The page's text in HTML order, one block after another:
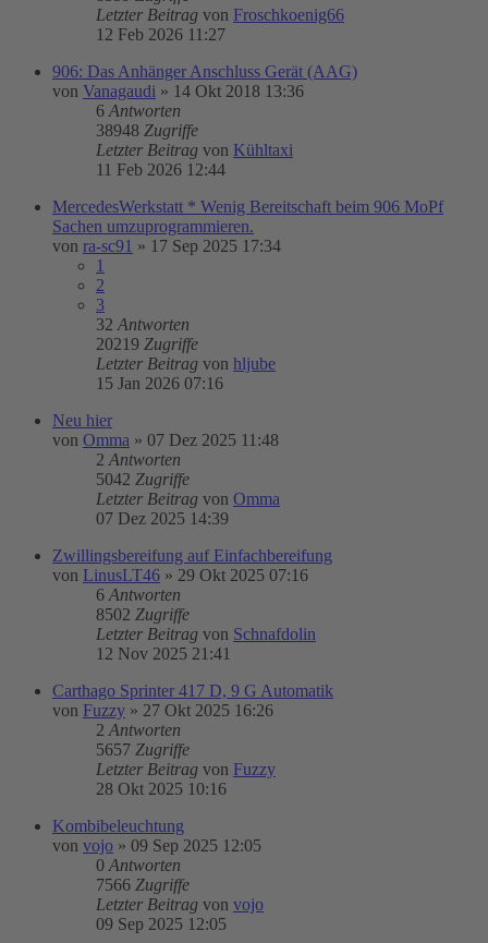
Letzter Beitrag von Froschkoenig66
12 Feb 2026 11:27
906: Das Anhänger Anschluss Gerät (AAG)
von Vanagaudi » 14 Okt 2018 13:36
6 Antworten
38948 Zugriffe
Letzter Beitrag von Kühltaxi
11 Feb 2026 12:44
MercedesWerkstatt * Wenig Bereitschaft beim 906 MoPf
Sachen umzuprogrammieren.
von ra-sc91 » 17 Sep 2025 17:34
1
2
3
32 Antworten
20219 Zugriffe
Letzter Beitrag von hljube
15 Jan 2026 07:16
Neu hier
von Omma » 07 Dez 2025 11:48
2 Antworten
5042 Zugriffe
Letzter Beitrag von Omma
07 Dez 2025 14:39
Zwillingsbereifung auf Einfachbereifung
von LinusLT46 » 29 Okt 2025 07:16
6 Antworten
8502 Zugriffe
Letzter Beitrag von Schnafdolin
12 Nov 2025 21:41
Carthago Sprinter 417 D, 9 G Automatik
von Fuzzy » 27 Okt 2025 16:26
2 Antworten
5657 Zugriffe
Letzter Beitrag von Fuzzy
28 Okt 2025 10:16
Kombibeleuchtung
von vojo » 09 Sep 2025 12:05
0 Antworten
7566 Zugriffe
Letzter Beitrag von vojo
09 Sep 2025 12:05